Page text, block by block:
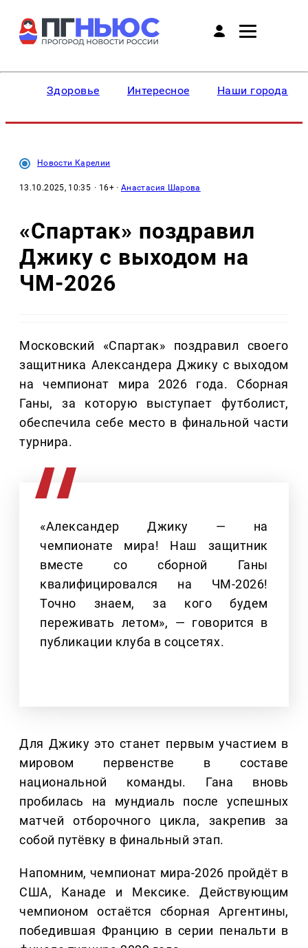
Здоровье Интересное Наши города
Новости Карелии
13.10.2025, 10:35 · 16+ ·Анастасия Шарова
«Спартак» поздравил
Джику с выходом на
ЧМ-2026
Московский «Спартак» поздравил своего
защитника Александера Джику с выходом
на чемпионат мира 2026 года. Сборная
Ганы, за которую выступает футболист,
обеспечила себе место в финальной части
турнира.
«Александер Джику — на
чемпионате мира! Наш защитник
вместе со сборной Ганы
квалифицировался на ЧМ-2026!
Точно знаем, за кого будем
переживать летом», — говорится в
публикации клуба в соцсетях.
Для Джику это станет первым участием в
мировом первенстве в составе
национальной команды. Гана вновь
пробилась на мундиаль после успешных
матчей отборочного цикла, закрепив за
собой путёвку в финальный этап.
Напомним, чемпионат мира-2026 пройдёт в
США, Канаде и Мексике. Действующим
чемпионом остаётся сборная Аргентины,
победившая Францию в серии пенальти в